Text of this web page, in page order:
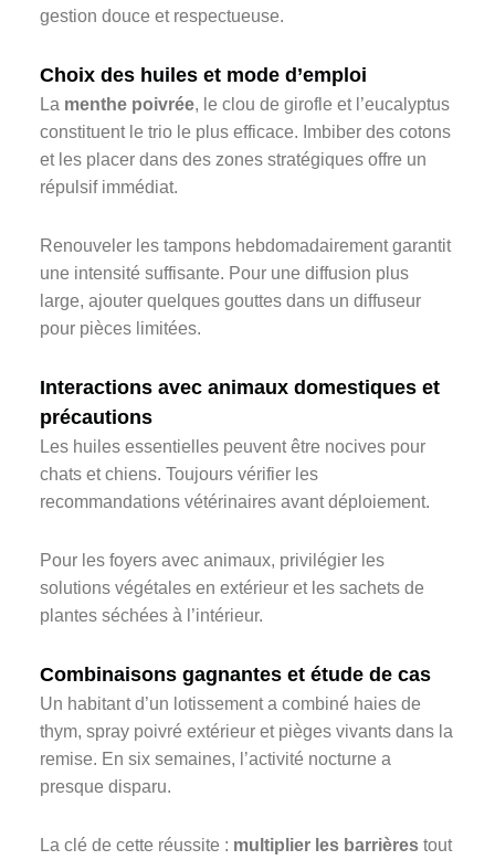
gestion douce et respectueuse.
Choix des huiles et mode d’emploi
La menthe poivrée, le clou de girofle et l’eucalyptus
constituent le trio le plus efficace. Imbiber des cotons
et les placer dans des zones stratégiques offre un
répulsif immédiat.
Renouveler les tampons hebdomadairement garantit
une intensité suffisante. Pour une diffusion plus
large, ajouter quelques gouttes dans un diffuseur
pour pièces limitées.
Interactions avec animaux domestiques et
précautions
Les huiles essentielles peuvent être nocives pour
chats et chiens. Toujours vérifier les
recommandations vétérinaires avant déploiement.
Pour les foyers avec animaux, privilégier les
solutions végétales en extérieur et les sachets de
plantes séchées à l’intérieur.
Combinaisons gagnantes et étude de cas
Un habitant d’un lotissement a combiné haies de
thym, spray poivré extérieur et pièges vivants dans la
remise. En six semaines, l’activité nocturne a
presque disparu.
La clé de cette réussite : multiplier les barrières tout